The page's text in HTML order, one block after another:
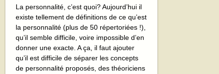
La personnalité, c’est quoi? Aujourd’hui il
existe tellement de définitions de ce qu’est
la personnalité (plus de 50 répertoriées !),
qu’il semble difficile, voire impossible d’en
donner une exacte. A ça, il faut ajouter
qu’il est difficile de séparer les concepts
de personnalité proposés, des théoriciens